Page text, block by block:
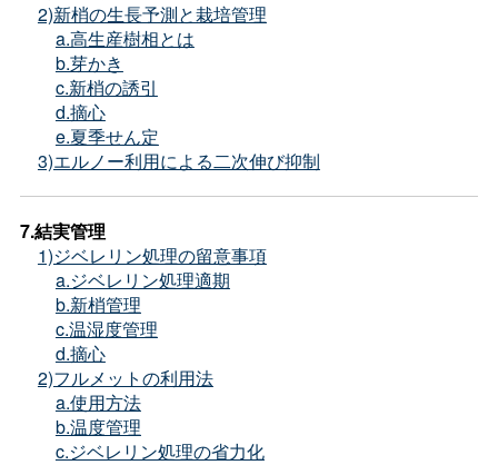
2)新梢の生長予測と栽培管理
a.高生産樹相とは
b.芽かき
c.新梢の誘引
d.摘心
e.夏季せん定
3)エルノー利用による二次伸び抑制
7.結実管理
1)ジベレリン処理の留意事項
a.ジベレリン処理適期
b.新梢管理
c.温湿度管理
d.摘心
2)フルメットの利用法
a.使用方法
b.温度管理
c.ジベレリン処理の省力化